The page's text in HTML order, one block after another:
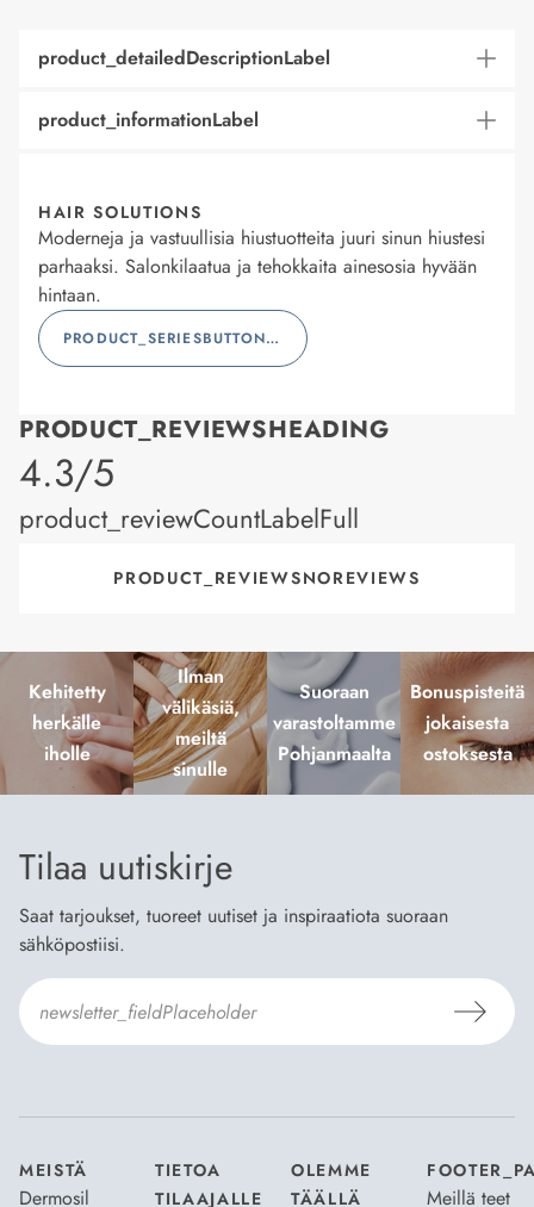
product_detailedDescriptionLabel
product_informationLabel
HAIR SOLUTIONS
Moderneja ja vastuullisia hiustuotteita juuri sinun hiustesi
parhaaksi. Salonkilaatua ja tehokkaita ainesosia hyvään
hintaan.
PRODUCT_SERIESBUTTONLABEL
PRODUCT_REVIEWSHEADING
product_rating
4.3/5
product_reviewCountLabelFull
PRODUCT_REVIEWSNOREVIEWS
Kehitetty
herkälle
iholle
Ilman
välikäsiä,
meiltä
sinulle
Suoraan
varastoltamme
Pohjanmaalta
Bonuspisteitä
jokaisesta
ostoksesta
Tilaa uutiskirje
Saat tarjoukset, tuoreet uutiset ja inspiraatiota suoraan
sähköpostiisi.
MEISTÄ
Dermosil
TIETOA
TILAAJALLE
OLEMME
TÄÄLLÄ
Meillä teet